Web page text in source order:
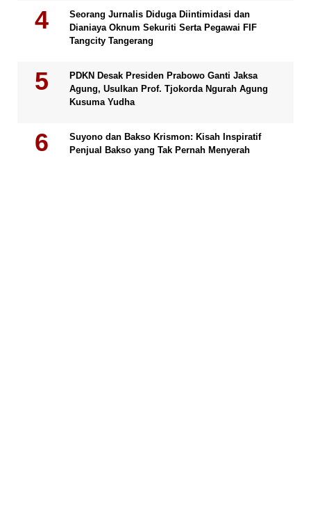
Seorang Jurnalis Diduga Diintimidasi dan
Dianiaya Oknum Sekuriti Serta Pegawai FIF
Tangcity Tangerang
PDKN Desak Presiden Prabowo Ganti Jaksa
Agung, Usulkan Prof. Tjokorda Ngurah Agung
Kusuma Yudha
Suyono dan Bakso Krismon: Kisah Inspiratif
Penjual Bakso yang Tak Pernah Menyerah